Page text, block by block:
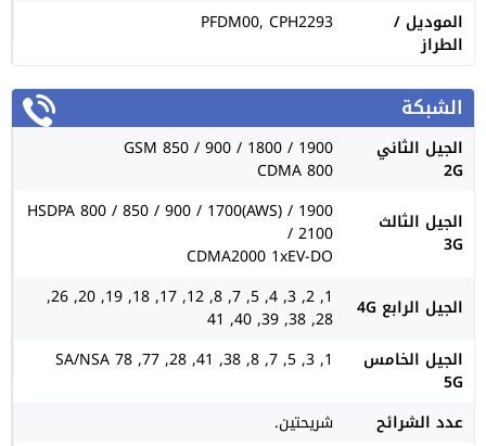
الموديل /
الطراز
PFDM00, CPH2293
الشبكة
الجيل الثاني
2G
GSM 850 / 900 / 1800 / 1900
CDMA 800
الجيل الثالث
3G
HSDPA 800 / 850 / 900 / 1700(AWS) / 1900
/ 2100
CDMA2000 1xEV-DO
الجيل الرابع 4G
1, 2, 3, 4, 5, 7, 8, 12, 17, 18, 19, 20, 26,
28, 38, 39, 40, 41
الجيل الخامس
5G
1, 3, 5, 7, 8, 38, 41, 28, 77, 78 SA/NSA
عدد الشرائح
شريحتين.